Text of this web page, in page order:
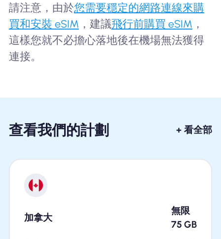
請注意，由於您需要穩定的網路連線來購
買和安裝 eSIM ，建議飛行前購買 eSIM ，
這樣您就不必擔心落地後在機場無法獲得
連接。
查看我們的計劃 + 看全部
加拿大
無限
75 GB